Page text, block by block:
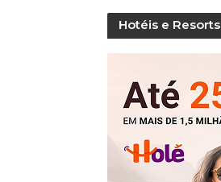
Hotéis e Resorts